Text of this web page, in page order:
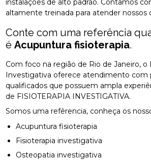
instalações de alto padrão. Contamos
altamente treinada para atender nossos
Conte com uma referência
éAcupuntura fisioterapia.
Com foco na região de Rio de Janeiro, o
Investigativa oferece atendimento com
qualificados que possuem ampla
de FISIOTERAPIA INVESTIGATIVA.
Somos uma refêrencia, conheça os
Acupuntura fisioterapia
Fisioterapia investigativa
Osteopatia investigativa